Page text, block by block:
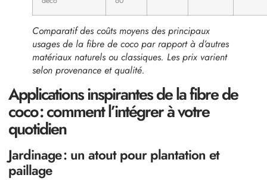
Comparatif des coûts moyens des principaux
usages de la fibre de coco par rapport à d’autres
matériaux naturels ou classiques. Les prix varient
selon provenance et qualité.
Applications inspirantes de la fibre de
coco : comment l’intégrer à votre
quotidien
Jardinage : un atout pour plantation et
paillage